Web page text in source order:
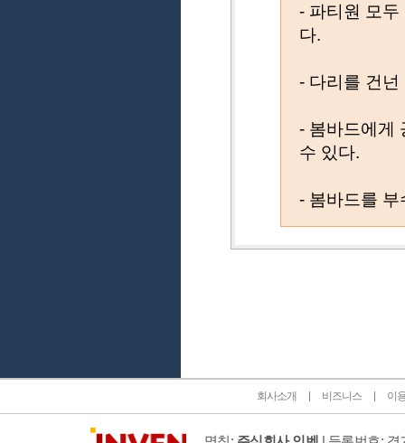
- 파티원 모
다.
- 다리를 건
- 봄바드에게
수 있다.
- 봄바드를
회사소개 비즈니스 이